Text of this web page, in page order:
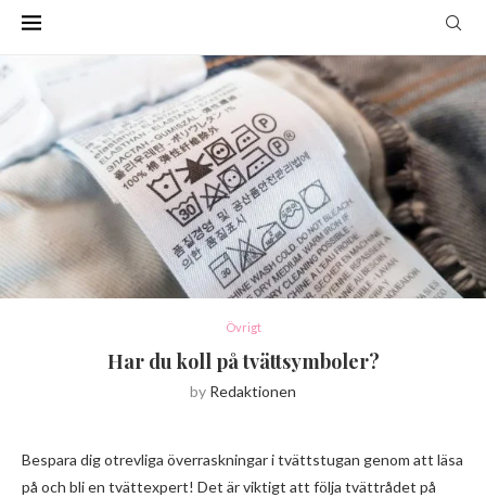
Övrigt
Har du koll på tvättsymboler?
by Redaktionen
Bespara dig otrevliga överraskningar i tvättstugan genom att läsa
på och bli en tvättexpert! Det är viktigt att följa tvättrådet på